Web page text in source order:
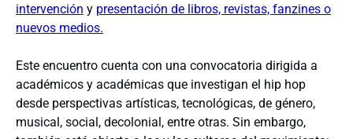
intervención y presentación de libros, revistas, fanzines o
nuevos medios.
Este encuentro cuenta con una convocatoria dirigida a
académicos y académicas que investigan el hip hop
desde perspectivas artísticas, tecnológicas, de género,
musical, social, decolonial, entre otras. Sin embargo,